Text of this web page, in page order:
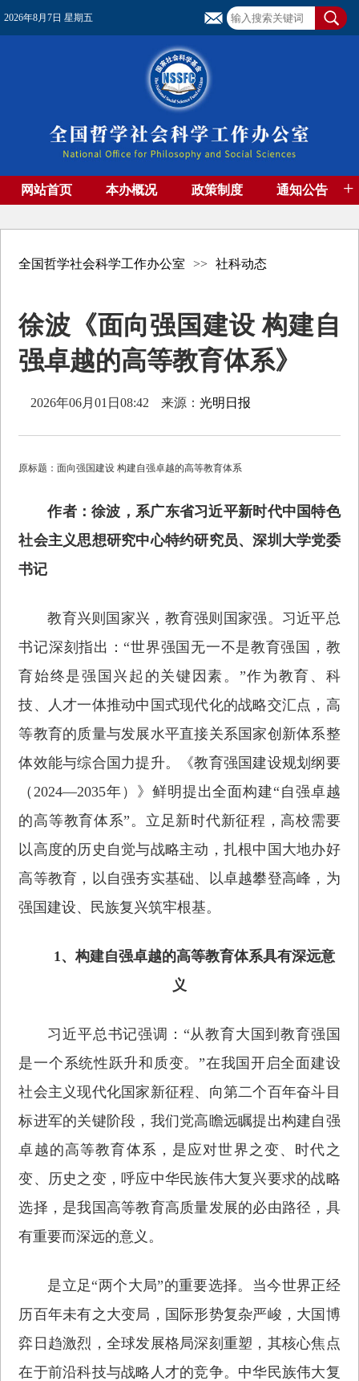
2026年8月7日 星期五
网站首页 本办概况 政策制度 通知公告 +
全国哲学社会科学工作办公室 >> 社科动态
徐波《面向强国建设 构建自
强卓越的高等教育体系》
2026年06月01日08:42 来源：光明日报
原标题：面向强国建设 构建自强卓越的高等教育体系
作者：徐波，系广东省习近平新时代中国特色
社会主义思想研究中心特约研究员、深圳大学党委
书记
教育兴则国家兴，教育强则国家强。习近平总
书记深刻指出：“世界强国无一不是教育强国，教
育始终是强国兴起的关键因素。”作为教育、科
技、人才一体推动中国式现代化的战略交汇点，高
等教育的质量与发展水平直接关系国家创新体系整
体效能与综合国力提升。《教育强国建设规划纲要
（2024—2035年）》鲜明提出全面构建“自强卓越
的高等教育体系”。立足新时代新征程，高校需要
以高度的历史自觉与战略主动，扎根中国大地办好
高等教育，以自强夯实基础、以卓越攀登高峰，为
强国建设、民族复兴筑牢根基。
1、构建自强卓越的高等教育体系具有深远意
义
习近平总书记强调：“从教育大国到教育强国
是一个系统性跃升和质变。”在我国开启全面建设
社会主义现代化国家新征程、向第二个百年奋斗目
标进军的关键阶段，我们党高瞻远瞩提出构建自强
卓越的高等教育体系，是应对世界之变、时代之
变、历史之变，呼应中华民族伟大复兴要求的战略
选择，是我国高等教育高质量发展的必由路径，具
有重要而深远的意义。
是立足“两个大局”的重要选择。当今世界正经
历百年未有之大变局，国际形势复杂严峻，大国博
弈日趋激烈，全球发展格局深刻重塑，其核心焦点
在于前沿科技与战略人才的竞争。中华民族伟大复